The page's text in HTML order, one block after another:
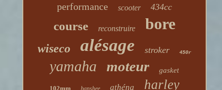
performance scooter 434cc
course reconstruire bore
wiseco alésage stroker 450r
yamaha moteur gasket
102mm banshee athéna harley